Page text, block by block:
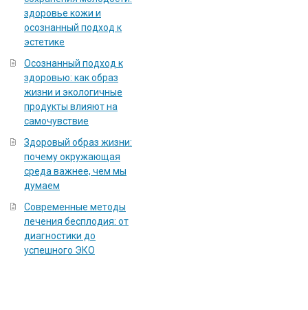
здоровье кожи и
осознанный подход к
эстетике
Осознанный подход к
здоровью: как образ
жизни и экологичные
продукты влияют на
самочувствие
Здоровый образ жизни:
почему окружающая
среда важнее, чем мы
думаем
Современные методы
лечения бесплодия: от
диагностики до
успешного ЭКО